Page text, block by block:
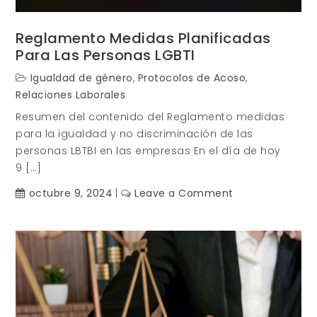
Reglamento Medidas Planificadas
Para Las Personas LGBTI
Igualdad de género, Protocolos de Acoso,
Relaciones Laborales
Resumen del contenido del Reglamento medidas
para la igualdad y no discriminación de las
personas LBTBI en las empresas En el día de hoy
9 […]
octubre 9, 2024
Leave a Comment
planificadas
para
las
personas
LGBTI